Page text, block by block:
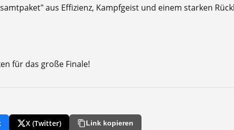
aus Effizienz, Kampfgeist und einem starken
für das große Finale!
X (Twitter) Link kopieren